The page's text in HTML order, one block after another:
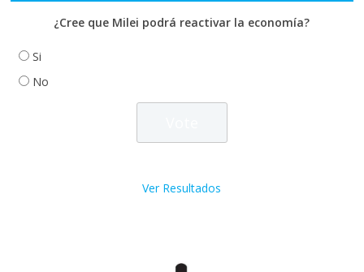
¿Cree que Milei podrá reactivar la economía?
Si
No
Ver Resultados